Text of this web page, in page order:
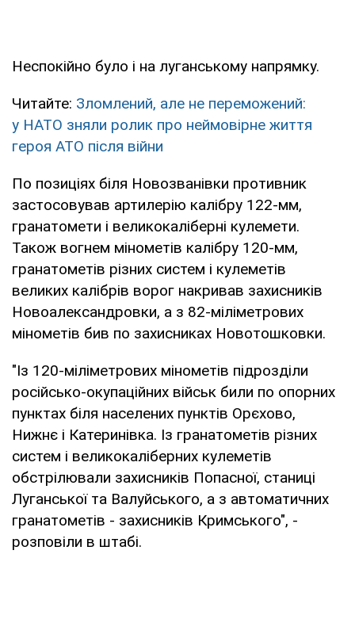
Неспокійно було і на луганському напрямку.
Читайте: Зломлений, але не переможений:
у НАТО зняли ролик про неймовірне життя
героя АТО після війни
По позиціях біля Новозванівки противник
застосовував артилерію калібру 122-мм,
гранатомети і великокаліберні кулемети.
Також вогнем мінометів калібру 120-мм,
гранатометів різних систем і кулеметів
великих калібрів ворог накривав захисників
Новоалександровки, а з 82-міліметрових
мінометів бив по захисниках Новотошковки.
"Із 120-міліметрових мінометів підрозділи
російсько-окупаційних військ били по опорних
пунктах біля населених пунктів Орєхово,
Нижнє і Катеринівка. Із гранатометів різних
систем і великокаліберних кулеметів
обстрілювали захисників Попасної, станиці
Луганської та Валуйського, а з автоматичних
гранатометів - захисників Кримського", -
розповіли в штабі.